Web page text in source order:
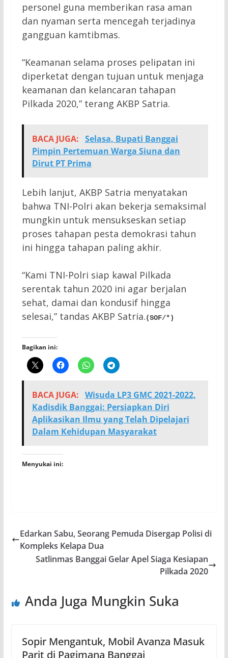
personel guna memberikan rasa aman
dan nyaman serta mencegah terjadinya
gangguan kamtibmas.
“Keamanan selama proses pelipatan ini
diperketat dengan tujuan untuk menjaga
keamanan dan kelancaran tahapan
Pilkada 2020,” terang AKBP Satria.
BACA JUGA: Selasa, Bupati Banggai
Pimpin Pertemuan Warga Siuna dan
Dirut PT Prima
Lebih lanjut, AKBP Satria menyatakan
bahwa TNI-Polri akan bekerja semaksimal
mungkin untuk mensukseskan setiap
proses tahapan pesta demokrasi tahun
ini hingga tahapan paling akhir.
“Kami TNI-Polri siap kawal Pilkada
serentak tahun 2020 ini agar berjalan
sehat, damai dan kondusif hingga
selesai,” tandas AKBP Satria.(SOF/*)
Bagikan ini:
BACA JUGA: Wisuda LP3 GMC 2021-2022,
Kadisdik Banggai: Persiapkan Diri
Aplikasikan Ilmu yang Telah Dipelajari
Dalam Kehidupan Masyarakat
Menyukai ini:
Edarkan Sabu, Seorang Pemuda Disergap Polisi di
Kompleks Kelapa Dua
Satlinmas Banggai Gelar Apel Siaga Kesiapan
Pilkada 2020
Anda Juga Mungkin Suka
Sopir Mengantuk, Mobil Avanza Masuk
Parit di Pagimana Banggai